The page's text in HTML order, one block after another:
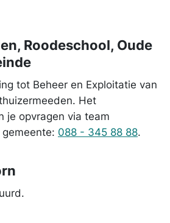
Roode­school, Oude
tot Beheer en Exploitatie van
Het
je opvragen via team
088 - 345 88 88.